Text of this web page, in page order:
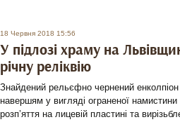
18 Червня 2018 15:56
У підлозі храму на
річну реліквію
Знайдений рельєфно чернений енколпіон
навершям у вигляді ограненої
розп’яття на лицевій пластині та